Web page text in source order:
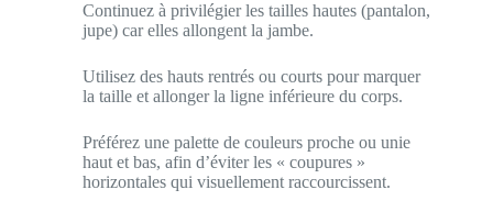
Continuez à privilégier les tailles hautes (pantalon,
jupe) car elles allongent la jambe.
Utilisez des hauts rentrés ou courts pour marquer
la taille et allonger la ligne inférieure du corps.
Préférez une palette de couleurs proche ou unie
haut et bas, afin d’éviter les « coupures »
horizontales qui visuellement raccourcissent.